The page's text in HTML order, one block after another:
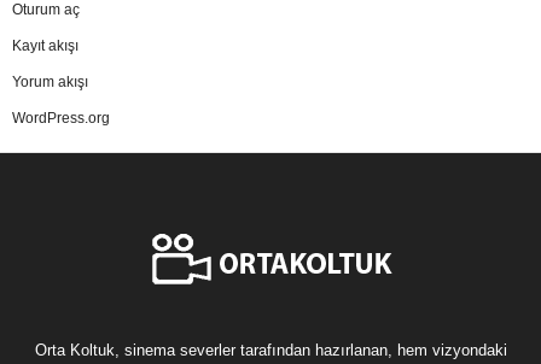
Oturum aç
Kayıt akışı
Yorum akışı
WordPress.org
Orta Koltuk, sinema severler tarafından hazırlanan, hem vizyondaki